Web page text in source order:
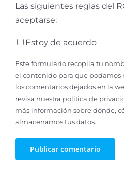
Las siguientes reglas del
aceptarse:
Estoy de acuerdo
Este formulario recopila tu
el contenido para que
los comentarios dejados en la
revisa nuestra política de
más información sobre dónde,
almacenamos tus datos.